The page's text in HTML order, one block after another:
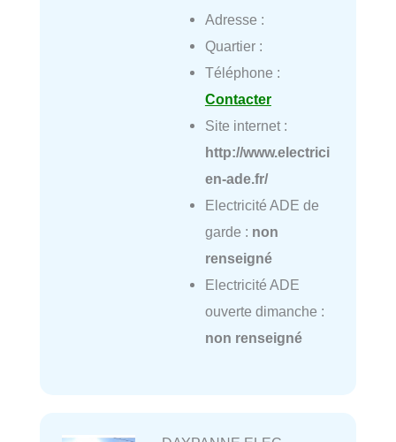
Adresse :
Quartier :
Téléphone :
Contacter
Site internet :
http://www.electrici
en-ade.fr/
Electricité ADE de
garde : non
renseigné
Electricité ADE
ouverte dimanche :
non renseigné